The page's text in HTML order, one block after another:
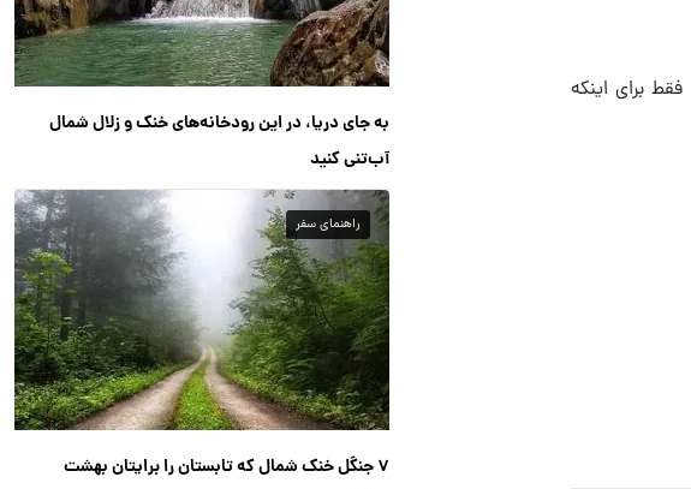
برای اینکه
به جای دریا، در این رودخانه‌های خنک و زلال شمال
آب‌تنی کنید
راهنمای سفر
۷ جنگل خنک شمال که تابستان را برایتان بهشت